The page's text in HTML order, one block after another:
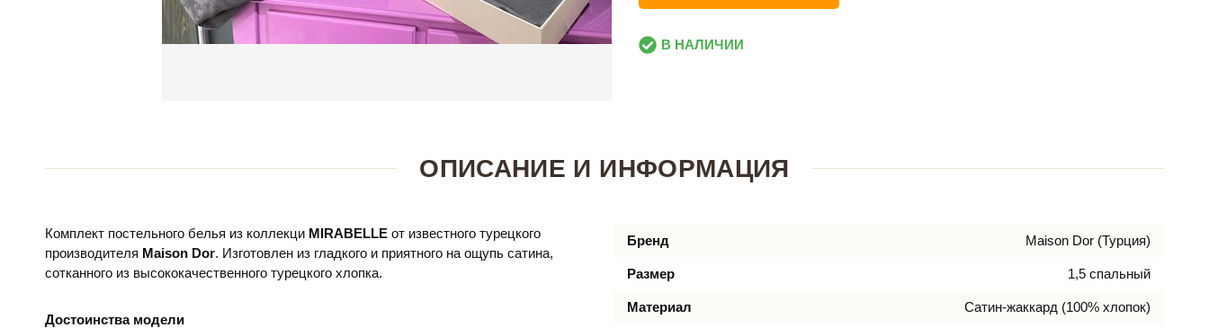
В НАЛИЧИИ
ОПИСАНИЕ И ИНФОРМАЦИЯ
Комплект постельного белья из коллекци MIRABELLE от известного турецкого
производителя Maison Dor​. Изготовлен из гладкого и приятного на ощупь сатина,
сотканного из высококачественного турецкого хлопка.
Достоинства модели
Бренд Maison Dor (Турция)
Размер 1,5 спальный
Материал Сатин-жаккард (100% хлопок)